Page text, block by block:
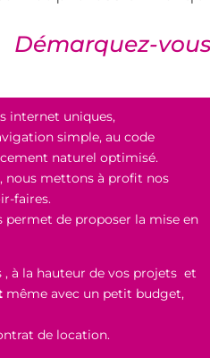
Démarquez-
internet uniques,
simple, au code
naturel optimisé.
nous mettons à profit nos
faires.
permet de proposer la mise en
à la hauteur de vos projets et
même avec un petit budget,
de location.